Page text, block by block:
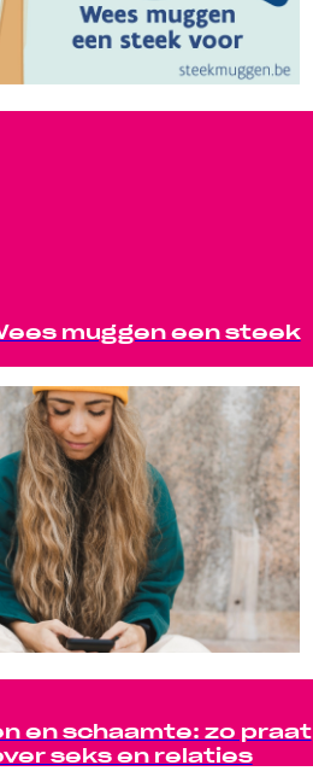
muggen een steek
en schaamte: zo praat
seks en relaties